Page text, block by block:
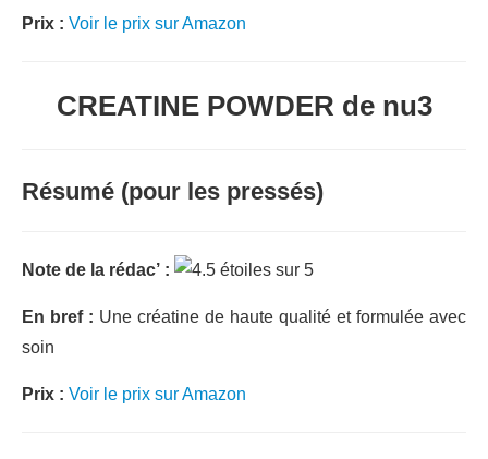
Prix : Voir le prix sur Amazon
CREATINE POWDER de nu3
Résumé (pour les pressés)
Note de la rédac’ :
En bref : Une créatine de haute qualité et formulée avec
soin
Prix : Voir le prix sur Amazon